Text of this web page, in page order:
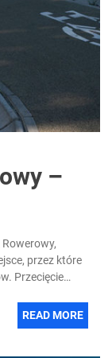
–
przez które
Przecięcie
READ MORE